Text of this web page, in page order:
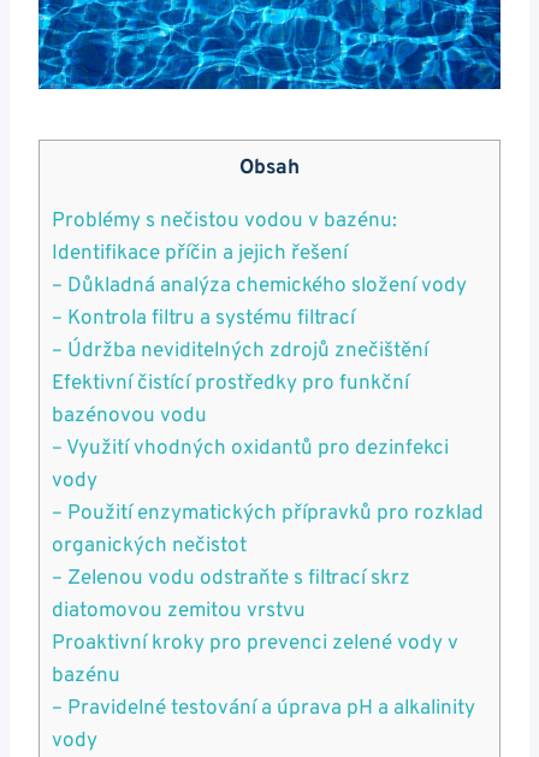
Obsah
Problémy s nečistou vodou v bazénu:
Identifikace příčin a jejich řešení
– Důkladná analýza chemického složení vody
– Kontrola filtru a systému filtrací
– Údržba neviditelných zdrojů znečištění
Efektivní čistící prostředky pro funkční
bazénovou vodu
– Využití vhodných oxidantů pro dezinfekci
vody
– Použití enzymatických přípravků pro rozklad
organických nečistot
– Zelenou vodu odstraňte s filtrací skrz
diatomovou zemitou vrstvu
Proaktivní kroky pro prevenci zelené vody v
bazénu
– Pravidelné testování a úprava pH a alkalinity
vody